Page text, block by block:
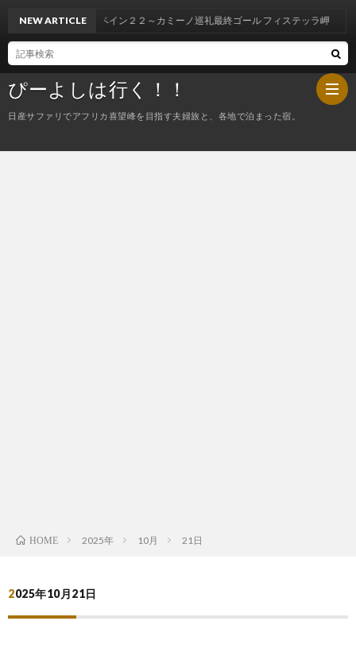
ぴーよしは行く！！
日産サファリでアフリカ喜望峰を目指す夫婦旅と、各地で泊まった宿。
NEW ARTICLEスペイン２２～カミーノ巡礼最終ゴール フィステッラ岬
HOME 2025年 10月 21日
2025年10月21日